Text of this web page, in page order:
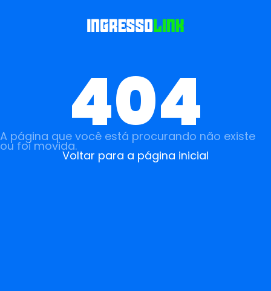
404
A página que você está procurando não existe
ou foi movida.
Voltar para a página inicial